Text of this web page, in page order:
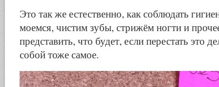
Это так же естественно, как соблюдать
моемся, чистим зубы, стрижём ногти и
представить, что будет, если перестать это
собой тоже самое.